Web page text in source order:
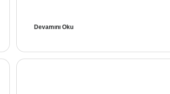
Devamını Oku